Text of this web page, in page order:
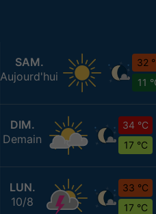
SAM.
Aujourd'hui
32
11
DIM.
Demain
34 °C
17 °C
LUN.
10/8
33 °C
17 °C